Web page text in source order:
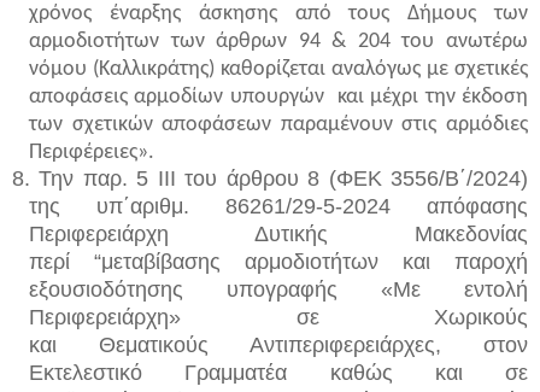
χρόνος έναρξης άσκησης από τους Δήμους των
αρμοδιοτήτων των άρθρων 94 & 204 του ανωτέρω
νόμου (Καλλικράτης) καθορίζεται αναλόγως με σχετικές
αποφάσεις αρμοδίων υπουργών και μέχρι την έκδοση
των σχετικών αποφάσεων παραμένουν στις αρμόδιες
Περιφέρειες».
8.Την παρ. 5 III του άρθρου 8 (ΦΕΚ 3556/Β΄/2024)
της υπ΄αριθμ. 86261/29-5-2024 απόφασης
Περιφερειάρχη Δυτικής Μακεδονίας
περί “μεταβίβασης αρμοδιοτήτων και παροχή
εξουσιοδότησης υπογραφής «Με εντολή
Περιφερειάρχη» σε Χωρικούς
και ΘεματικούςΑντιπεριφερειάρχες, στον
Εκτελεστικό Γραμματέα καθώς και σε